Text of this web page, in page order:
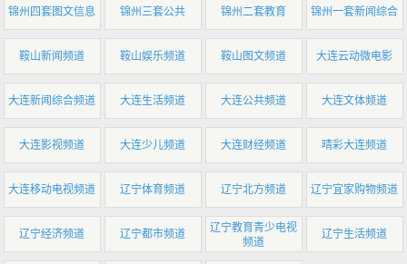
锦州四套图文信息 锦州三套公共 锦州二套教育 锦州一套新闻综合
鞍山新闻频道 鞍山娱乐频道 鞍山图文频道 大连云动微电影
大连新闻综合频道 大连生活频道 大连公共频道 大连文体频道
大连影视频道 大连少儿频道 大连财经频道 晴彩大连频道
大连移动电视频道 辽宁体育频道 辽宁北方频道 辽宁宜家购物频道
辽宁经济频道 辽宁都市频道
辽宁教育青少电视
频道
辽宁生活频道